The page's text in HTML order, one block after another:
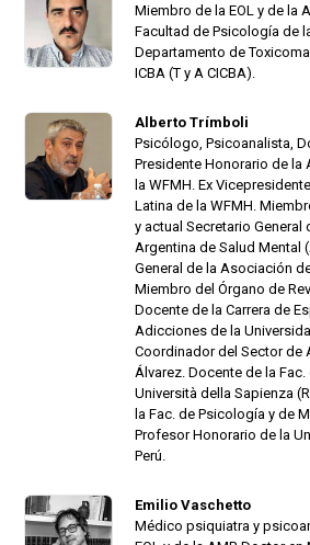
Miembro de la EOL y de la
Facultad de Psicología de
Departamento de
ICBA (T y A CICBA).
Alberto Trímboli
Psicólogo, Psicoanalista,
Presidente Honorario de la
la WFMH. Ex
Latina de la WFMH.
y actual Secretario General
Argentina de Salud Mental
General de la Asociación
Miembro del Órgano de
Docente de la Carrera de
Adicciones de la
Coordinador del Sector de
Álvarez. Docente de la
Università della Sapienza
la Fac. de Psicología y de
Profesor Honorario de la
Perú.
Emilio Vaschetto
Médico psiquiatra y